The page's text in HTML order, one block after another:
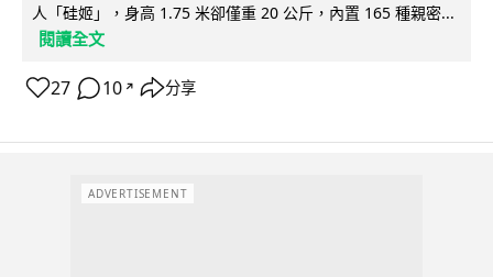
人「硅姬」，身高 1.75 米卻僅重 20 公斤，內置 165 種親密...
閱讀全文
27 10 ↗ 分享
ADVERTISEMENT